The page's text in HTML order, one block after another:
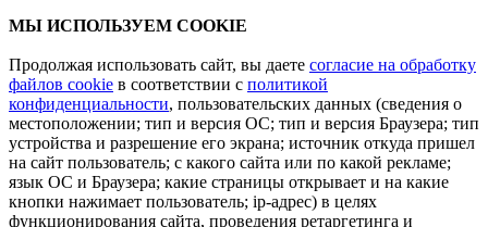
МЫ ИСПОЛЬЗУЕМ COOKIE
Продолжая использовать сайт, вы даете согласие на обработку
файлов cookie в соответствии с политикой
конфиденциальности, пользовательских данных (сведения о
местоположении; тип и версия ОС; тип и версия Браузера; тип
устройства и разрешение его экрана; источник откуда пришел
на сайт пользователь; с какого сайта или по какой рекламе;
язык ОС и Браузера; какие страницы открывает и на какие
кнопки нажимает пользователь; ip-адрес) в целях
функционирования сайта, проведения ретаргетинга и